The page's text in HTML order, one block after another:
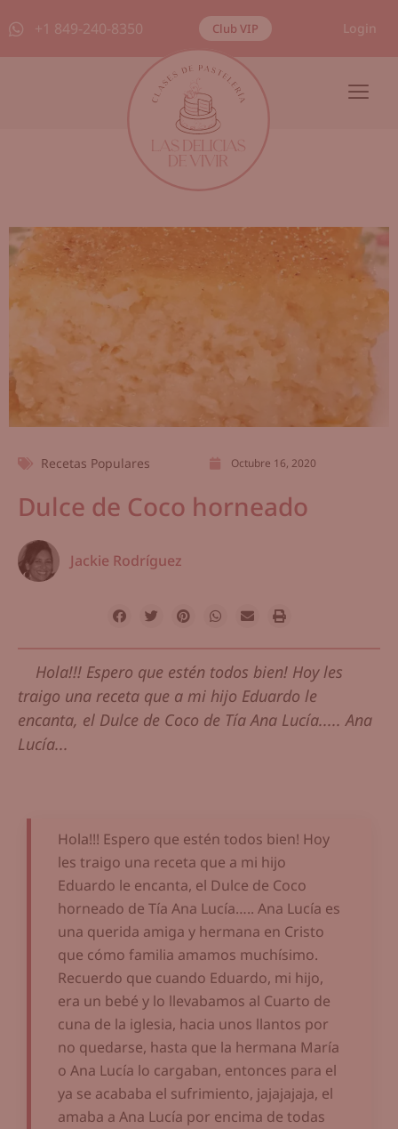
+1 849-240-8350 Club VIP Login
Recetas Populares Octubre 16, 2020
Dulce de Coco horneado
Jackie Rodríguez
Hola!!! Espero que estén todos bien! Hoy les
traigo una receta que a mi hijo Eduardo le
encanta, el Dulce de Coco de Tía Ana Lucía..... Ana
Lucía...
Hola!!! Espero que estén todos bien! Hoy
les traigo una receta que a mi hijo
Eduardo le encanta, el Dulce de Coco
horneado de Tía Ana Lucía….. Ana Lucía es
una querida amiga y hermana en Cristo
que cómo familia amamos muchísimo.
Recuerdo que cuando Eduardo, mi hijo,
era un bebé y lo llevabamos al Cuarto de
cuna de la iglesia, hacia unos llantos por
no quedarse, hasta que la hermana María
o Ana Lucía lo cargaban, entonces para el
ya se acababa el sufrimiento, jajajajaja, el
amaba a Ana Lucía por encima de todas